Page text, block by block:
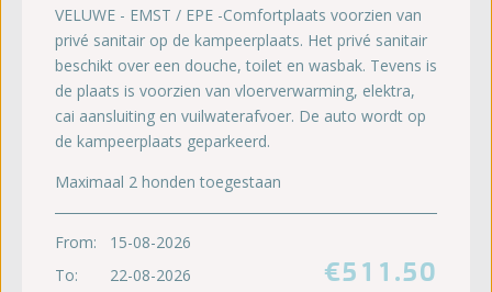
VELUWE - EMST / EPE -Comfortplaats voorzien van
privé sanitair op de kampeerplaats. Het privé sanitair
beschikt over een douche, toilet en wasbak. Tevens is
de plaats is voorzien van vloerverwarming, elektra,
cai aansluiting en vuilwaterafvoer. De auto wordt op
de kampeerplaats geparkeerd.
Maximaal 2 honden toegestaan
From:
15-08-2026
To:
22-08-2026 €511.50